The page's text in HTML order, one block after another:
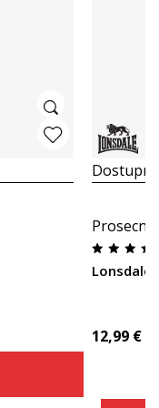
Lonsdale
12,99 €